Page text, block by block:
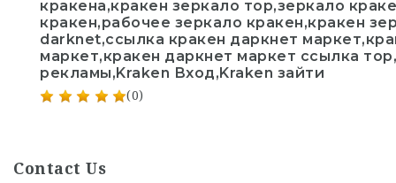
кракена,кракен зеркало тор,зеркало
кракен,рабочее зеркало кракен,кракен
darknet,ссылка кракен даркнет
маркет,кракен даркнет маркет ссылка
рекламы,Kraken Вход,Kraken зайти
(0)
Contact Us